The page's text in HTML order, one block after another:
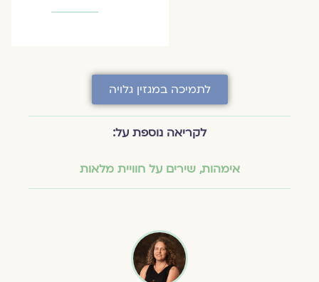
לתמיכה במגזין גלויה
לקריאה נוספת על:
אימהות,שירים על חוויית מלאות